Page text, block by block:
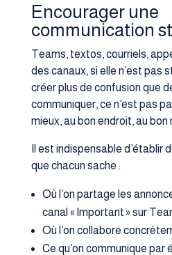
Encourager une
communication
Teams, textos, courriels,
des canaux, si elle n’est pas
créer plus de confusion que
communiquer, ce n’est pas
mieux, au bon endroit, au bon
Il est indispensable d’établir
que chacun sache :
Où l’on partage les
canal « Important » sur
Où l’on collabore
Ce qu’on communique par